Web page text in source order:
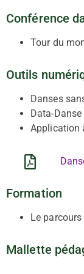
Conférence
Tour du
Outils
Danses
Data-Danse
Application
Formation
Le
Mallette